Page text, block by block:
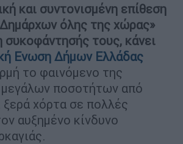
και συντονισμένη επίθεση
όλης της χώρας»
συκοφάντησής τους, κάνει
Ενωση Δήμων Ελλάδας
το φαινόμενο της
ποσοτήτων από
ξερά χόρτα σε πολλές
αυξημένο κίνδυνο